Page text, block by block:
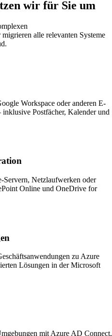
wir für Sie um
alle relevanten Systeme
Workspace oder anderen E-
Postfächer, Kalender und
Netzlaufwerken oder
Online und OneDrive for
zu Azure
Lösungen in der Microsoft
mit Azure AD Connect,